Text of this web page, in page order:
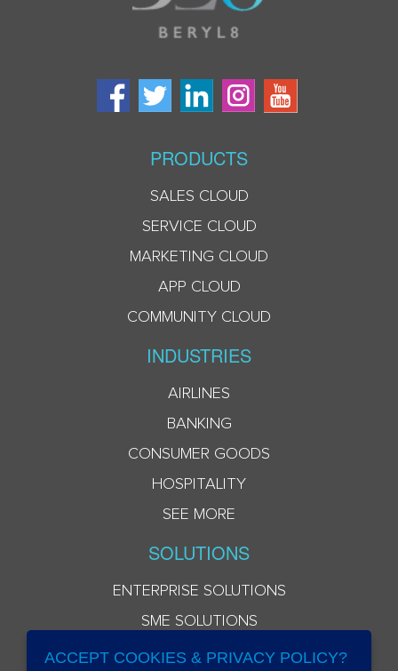
PRODUCTS
SALES CLOUD
SERVICE CLOUD
MARKETING CLOUD
APP CLOUD
COMMUNITY CLOUD
INDUSTRIES
AIRLINES
BANKING
CONSUMER GOODS
HOSPITALITY
SEE MORE
SOLUTIONS
ENTERPRISE SOLUTIONS
SME SOLUTIONS
ACCEPT COOKIES & PRIVACY POLICY?